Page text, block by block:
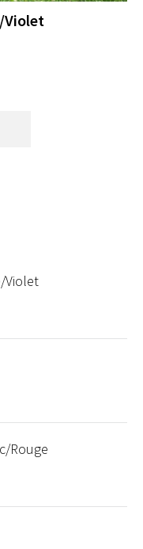
Violet
Violet
Rouge